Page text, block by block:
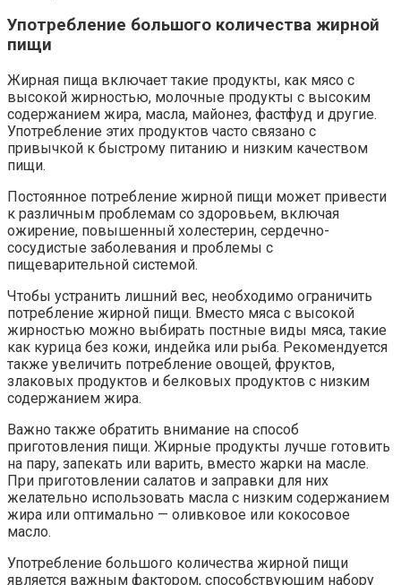
Употребление большого количества жирной
пищи
Жирная пища включает такие продукты, как мясо с
высокой жирностью, молочные продукты с высоким
содержанием жира, масла, майонез, фастфуд и другие.
Употребление этих продуктов часто связано с
привычкой к быстрому питанию и низким качеством
пищи.
Постоянное потребление жирной пищи может привести
к различным проблемам со здоровьем, включая
ожирение, повышенный холестерин, сердечно-
сосудистые заболевания и проблемы с
пищеварительной системой.
Чтобы устранить лишний вес, необходимо ограничить
потребление жирной пищи. Вместо мяса с высокой
жирностью можно выбирать постные виды мяса, такие
как курица без кожи, индейка или рыба. Рекомендуется
также увеличить потребление овощей, фруктов,
злаковых продуктов и белковых продуктов с низким
содержанием жира.
Важно также обратить внимание на способ
приготовления пищи. Жирные продукты лучше готовить
на пару, запекать или варить, вместо жарки на масле.
При приготовлении салатов и заправки для них
желательно использовать масла с низким содержанием
жира или оптимально — оливковое или кокосовое
масло.
Употребление большого количества жирной пищи
является важным фактором, способствующим набору